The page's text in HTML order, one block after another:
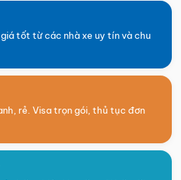
tốt từ các nhà xe uy tín và chu
rẻ. Visa trọn gói, thủ tục đơn